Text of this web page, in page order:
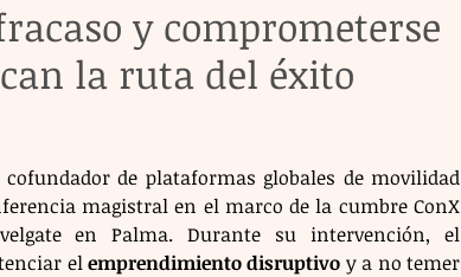
y comprometerse
la ruta del éxito
de plataformas globales de movilidad
magistral en el marco de la cumbre ConX
en Palma. Durante su intervención, el
el emprendimiento disruptivo y a no temer